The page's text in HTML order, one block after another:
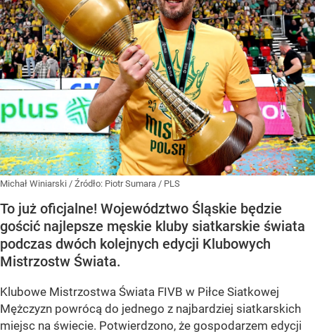
Michał Winiarski / Źródło: Piotr Sumara / PLS
To już oficjalne! Województwo Śląskie będzie
gościć najlepsze męskie kluby siatkarskie świata
podczas dwóch kolejnych edycji Klubowych
Mistrzostw Świata.
Klubowe Mistrzostwa Świata FIVB w Piłce Siatkowej
Mężczyzn powrócą do jednego z najbardziej siatkarskich
miejsc na świecie. Potwierdzono, że gospodarzem edycji